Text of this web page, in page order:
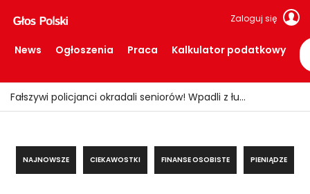
Zaloguj się
News Ogłoszenia Praca Kalkulator podatkowy
Fałszywi policjanci okradali seniorów! Wpadli z łupem i podrobionymi mundurami
NAJNOWSZE CIEKAWOSTKI FINANSE OSOBISTE PIENIĄDZE